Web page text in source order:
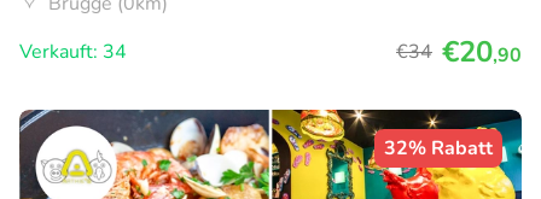
Verkauft: 34
€34 €20,90
32% Rabatt